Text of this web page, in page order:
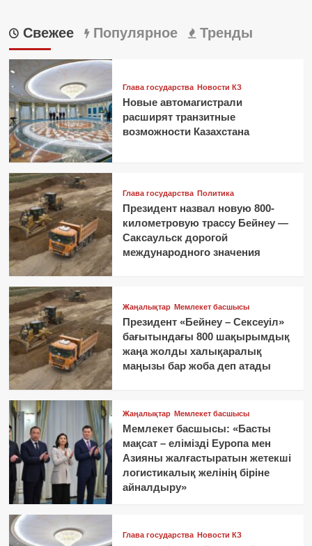
Свежее Популярное Тренды
Глава государства Новости КЗ
Новые автомагистрали
расширят транзитные
возможности Казахстана
Глава государства Политика
Президент назвал новую 800-
километровую трассу Бейнеу —
Саксаульск дорогой
международного значения
Жаңалықтар Мемлекет басшысы
Президент «Бейнеу – Сексеуіл»
бағытындағы 800 шақырымдық
жаңа жолды халықаралық
маңызы бар жоба деп атады
Жаңалықтар Мемлекет басшысы
Мемлекет басшысы: «Басты
мақсат – елімізді Еуропа мен
Азияны жалғастыратын жетекші
логистикалық желінің біріне
айналдыру»
Глава государства Новости КЗ